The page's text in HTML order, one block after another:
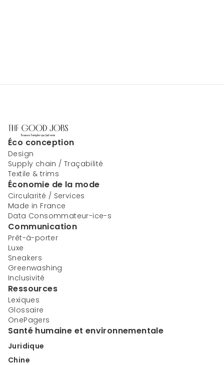
Éco conception
Design
Supply chain / Traçabilité
Textile & trims
Économie de la mode
Circularité / Services
Made in France
Data Consommateur-ice-s
Communication
Prêt-à-porter
Luxe
Sneakers
Greenwashing
Inclusivité
Ressources
Lexiques
Glossaire
OnePagers
Santé humaine et environnementale
Juridique
Chine